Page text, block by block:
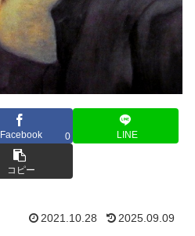
Facebook 0 LINE
コピー
2021.10.28 2025.09.09